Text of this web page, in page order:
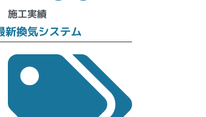
施工実績
換気システム